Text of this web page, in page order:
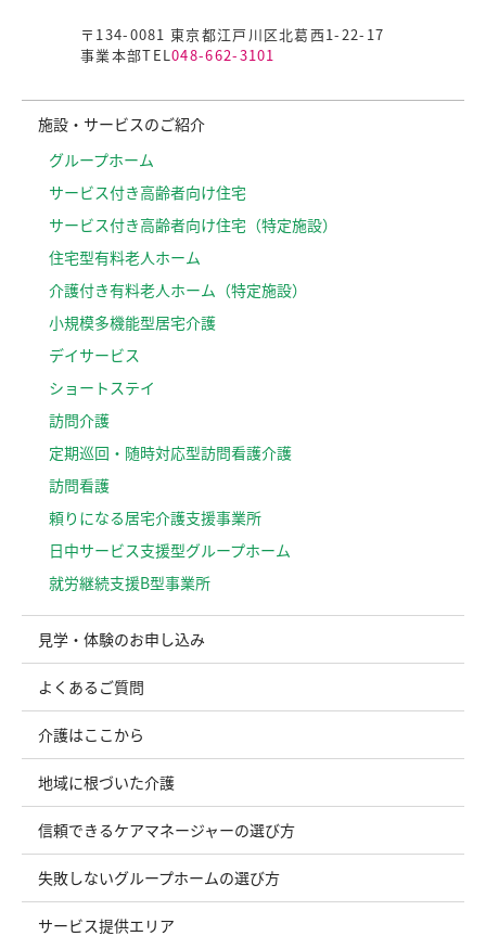
〒134-0081 東京都江戸川区北葛西1-22-17
事業本部TEL048-662-3101
施設・サービスのご紹介
グループホーム
サービス付き高齢者向け住宅
サービス付き高齢者向け住宅（特定施設）
住宅型有料老人ホーム
介護付き有料老人ホーム（特定施設）
小規模多機能型居宅介護
デイサービス
ショートステイ
訪問介護
定期巡回・随時対応型訪問看護介護
訪問看護
頼りになる居宅介護支援事業所
日中サービス支援型グループホーム
就労継続支援B型事業所
見学・体験のお申し込み
よくあるご質問
介護はここから
地域に根づいた介護
信頼できるケアマネージャーの選び方
失敗しないグループホームの選び方
サービス提供エリア